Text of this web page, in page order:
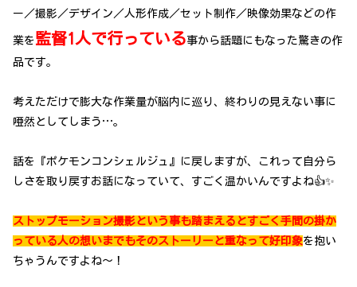
ー／撮影／デザイン／人形作成／セット制作／映像効果などの作
業を監督1人で行っている事から話題にもなった驚きの作
品です。
考えただけで膨大な作業量が脳内に巡り、終わりの見えない事に
唖然としてしまう…。
話を『ポケモンコンシェルジュ』に戻しますが、これって自分ら
しさを取り戻すお話になっていて、すごく温かいんですよね👍✨
ストップモーション撮影という事も踏まえるとすごく手間の掛か
っている人の想いまでもそのストーリーと重なって好印象を抱い
ちゃうんですよね～！